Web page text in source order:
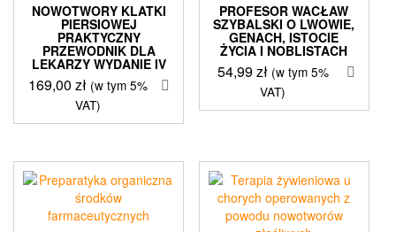
NOWOTWORY KLATKI
PIERSIOWEJ
PRAKTYCZNY
PRZEWODNIK DLA
LEKARZY WYDANIE IV
169,00 zł (w tym 5%
VAT)
PROFESOR WACŁAW
SZYBALSKI O LWOWIE,
GENACH, ISTOCIE
ŻYCIA I NOBLISTACH
54,99zł (w tym 5%
VAT)